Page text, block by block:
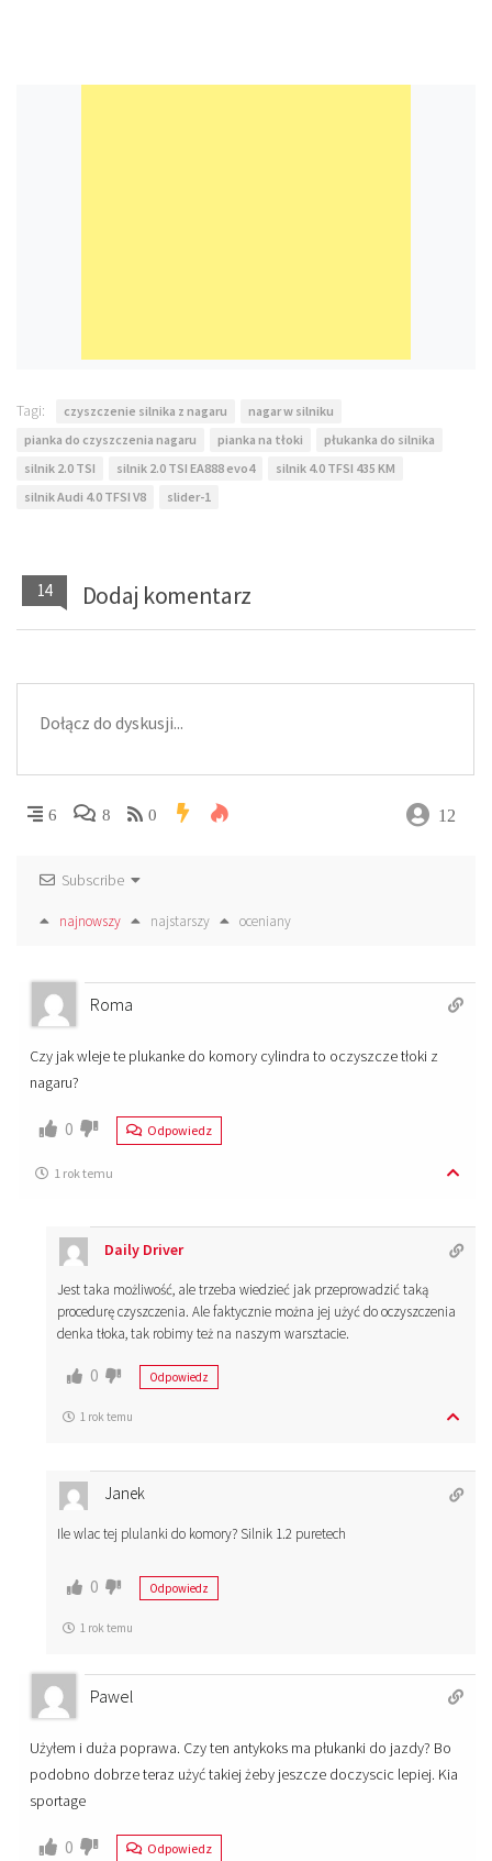
Tagi: czyszczenie silnika z nagaru
nagar w silniku
pianka do czyszczenia nagaru
pianka na tłoki
płukanka do silnika
silnik 2.0 TSI
silnik 2.0 TSI EA888 evo4
silnik 4.0 TFSI 435 KM
silnik Audi 4.0 TFSI V8
slider-1
14 Dodaj komentarz
6 8 0 12
Subscribe
najnowszy najstarszy oceniany
Roma
Czy jak wleje te plukanke do komory cylindra to oczyszcze tłoki z
nagaru?
0 Odpowiedz
1 rok temu
Daily Driver
Jest taka możliwość, ale trzeba wiedzieć jak przeprowadzić taką
procedurę czyszczenia. Ale faktycznie można jej użyć do oczyszczenia
denka tłoka, tak robimy też na naszym warsztacie.
0 Odpowiedz
1 rok temu
Janek
Ile wlac tej plulanki do komory? Silnik 1.2 puretech
0 Odpowiedz
1 rok temu
Pawel
Użyłem i duża poprawa. Czy ten antykoks ma płukanki do jazdy? Bo
podobno dobrze teraz użyć takiej żeby jeszcze doczyscic lepiej. Kia
sportage
0 Odpowiedz